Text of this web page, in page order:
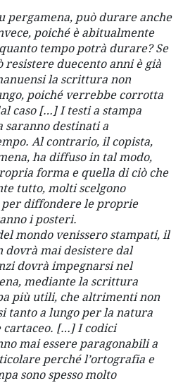
pergamena, può durare anche
poiché è abitualmente
tempo potrà durare? Se
resistere duecento anni è già
la scrittura non
poiché verrebbe corrotta
caso […] I testi a stampa
saranno destinati a
Al contrario, il copista,
ha diffuso in tal modo,
forma e quella di ciò che
tutto, molti scelgono
per diffondere le proprie
i posteri.
mondo venissero stampati, il
dovrà mai desistere dal
dovrà impegnarsi nel
mediante la scrittura
più utili, che altrimenti non
tanto a lungo per la natura
[…] I codici
mai essere paragonabili a
perché l’ortografia e
sono spesso molto